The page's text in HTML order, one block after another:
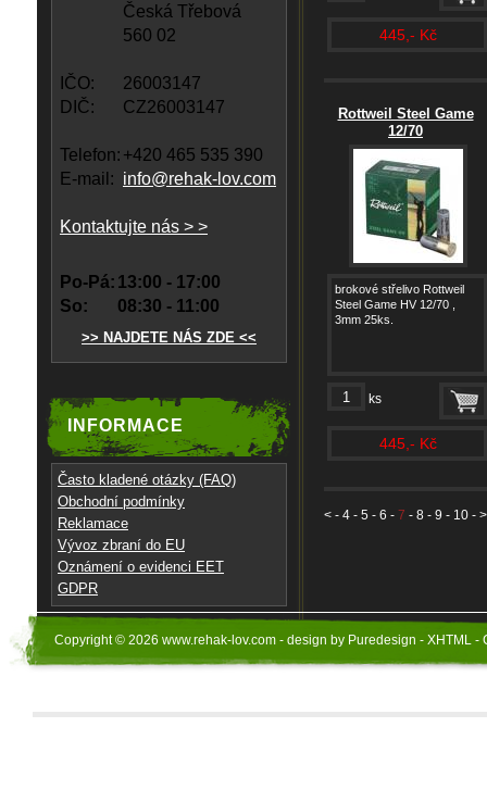
Česká Třebová
560 02
IČO:
26003147
DIČ:
CZ26003147
Telefon: +420 465 535 390
E-mail: info@rehak-lov.com
Kontaktujte nás > >
Po-Pá: 13:00 - 17:00
So:
08:30 - 11:00
>> NAJDETE NÁS ZDE <<
INFORMACE
Často kladené otázky (FAQ)
Obchodní podmínky
Reklamace
Vývoz zbraní do EU
Oznámení o evidenci EET
GDPR
445,- Kč
Rottweil Steel Game
12/70
brokové střelivo Rottweil
Steel Game HV 12/70 ,
3mm 25ks.
ks
445,- Kč
< - 4 - 5 - 6 - 7 - 8 - 9 - 10 - >
Copyright © 2026 www.rehak-lov.com - design by Puredesign - XHTML -